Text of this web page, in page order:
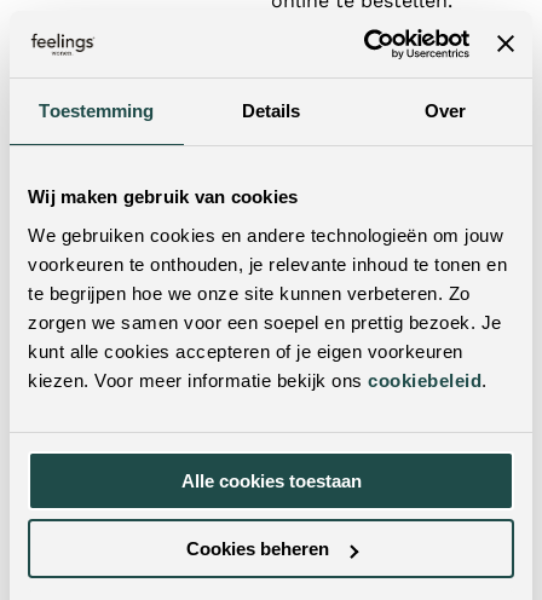
Toestemming Details Over
Wij maken gebruik van cookies
We gebruiken cookies en andere technologieën om jouw
voorkeuren te onthouden, je relevante inhoud te tonen en
te begrijpen hoe we onze site kunnen verbeteren. Zo
zorgen we samen voor een soepel en prettig bezoek. Je
kunt alle cookies accepteren of je eigen voorkeuren
kiezen. Voor meer informatie bekijk ons cookiebeleid.
Alle cookies toestaan
Cookies beheren
Wil je dit product in het echt zien?
bekijken. Met vestigingen door heel Nederland & België
vind je met één klik de dichtstbijzijnde winkels.
Twijfel je nog?
op werkdagen binnen 24 uur op al je vragen.